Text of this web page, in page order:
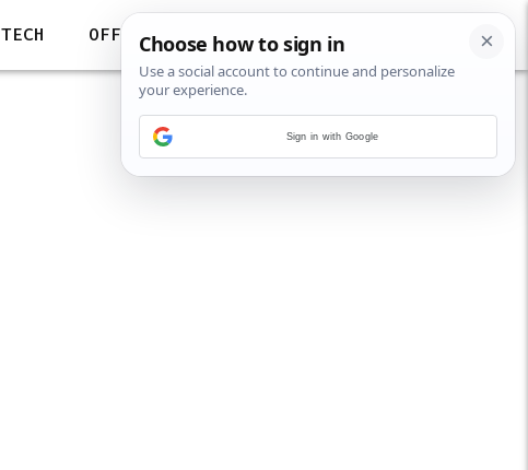
TECH OFF
Sign in with Google